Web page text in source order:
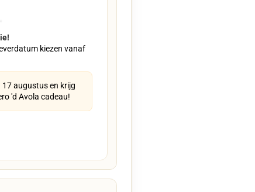
kiezen vanaf
augustus en krijg
'd Avola cadeau!